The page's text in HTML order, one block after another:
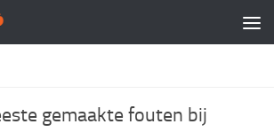
gemaakte fouten bij